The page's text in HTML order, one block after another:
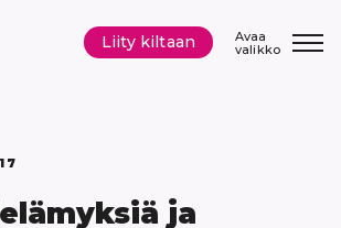
Avaa
valikko
Liity kiltaan
ja